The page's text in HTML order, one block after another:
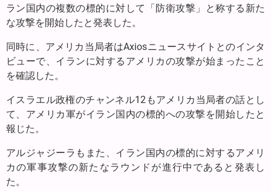
ラン国内の複数の標的に対して「防衛攻撃」と称する新た
な攻撃を開始したと発表した。
同時に、アメリカ当局者はAxiosニュースサイトとのインタ
ビューで、イランに対するアメリカの攻撃が始まったこと
を確認した。
イスラエル政権のチャンネル12もアメリカ当局者の話とし
て、アメリカ軍がイラン国内の標的への攻撃を開始したと
報じた。
アルジャジーラもまた、イラン国内の標的に対するアメリ
カの軍事攻撃の新たなラウンドが進行中であると発表し
た。